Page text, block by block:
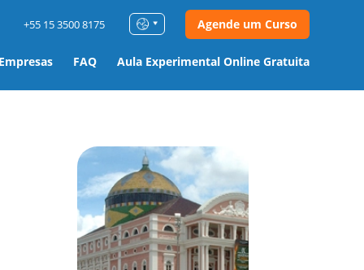
FAQ Aula Experimental Online Gratuita
+55 15 3500 8175 Agende um Curso